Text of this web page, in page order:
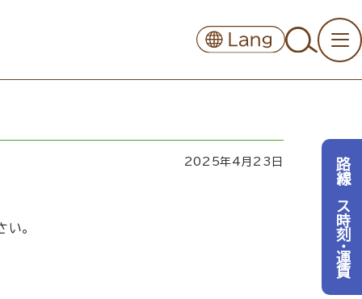
路線バス時刻・運賃
2025年4月23日
。